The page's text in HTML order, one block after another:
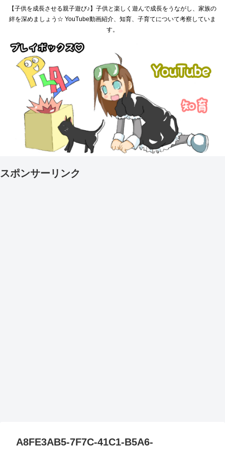
【子供を成長させる親子遊び♪】子供と楽しく遊んで成長をうながし、家族の
絆を深めましょう☆ YouTube動画紹介、知育、子育てについて考察していま
す。
スポンサーリンク
A8FE3AB5-7F7C-41C1-B5A6-